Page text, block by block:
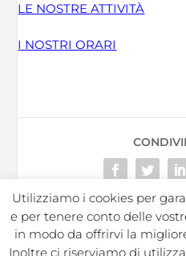
LE NOSTRE ATTIVITÀ
I NOSTRI ORARI
Utilizziamo i cookies per
e per tenere conto delle
in modo da offrirvi la
Inoltre ci riserviamo di